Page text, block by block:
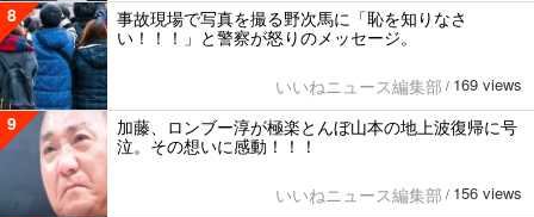
8
事故現場で写真を撮る野次馬に「恥を知りなさ
い！！！」と警察が怒りのメッセージ。
いいねニュース編集部 / 169 views
9
加藤、ロンブー淳が極楽とんぼ山本の地上波復帰に号
泣。その想いに感動！！！
いいねニュース編集部 / 156 views